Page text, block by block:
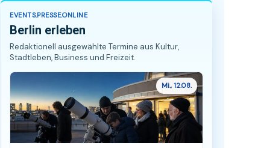
EVENTS.PRESSE.ONLINE
Berlin erleben
Redaktionell ausgewählte Termine aus Kultur,
Stadtleben, Business und Freizeit.
Mi., 12.08.